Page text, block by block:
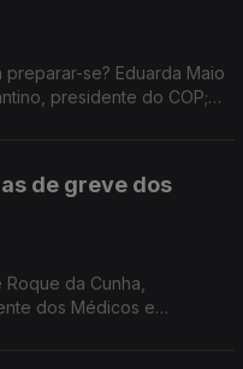
se? Eduarda Maio
presidente do COP;
de greve dos
da Cunha,
dos Médicos e